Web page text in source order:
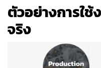
ตัวอย่างการใช้
จริง